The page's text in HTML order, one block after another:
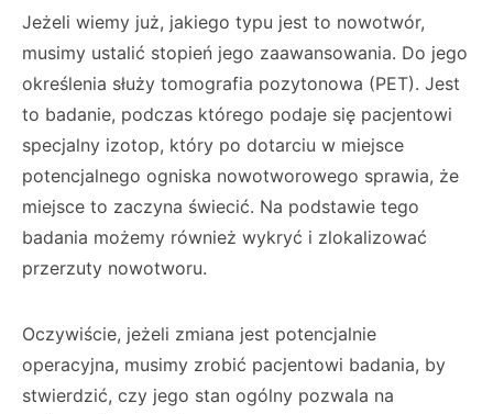
Jeżeli wiemy już, jakiego typu jest to nowotwór,
musimy ustalić stopień jego zaawansowania. Do jego
określenia służy tomografia pozytonowa (PET). Jest
to badanie, podczas którego podaje się pacjentowi
specjalny izotop, który po dotarciu w miejsce
potencjalnego ogniska nowotworowego sprawia, że
miejsce to zaczyna świecić. Na podstawie tego
badania możemy również wykryć i zlokalizować
przerzuty nowotworu.
Oczywiście, jeżeli zmiana jest potencjalnie
operacyjna, musimy zrobić pacjentowi badania, by
stwierdzić, czy jego stan ogólny pozwala na